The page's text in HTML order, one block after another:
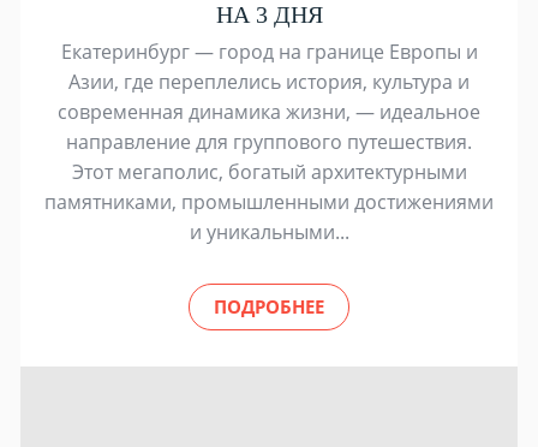
НА 3 ДНЯ
Екатеринбург — город на границе Европы и
Азии, где переплелись история, культура и
современная динамика жизни, — идеальное
направление для группового путешествия.
Этот мегаполис, богатый архитектурными
памятниками, промышленными достижениями
и уникальными...
ПОДРОБНЕЕ